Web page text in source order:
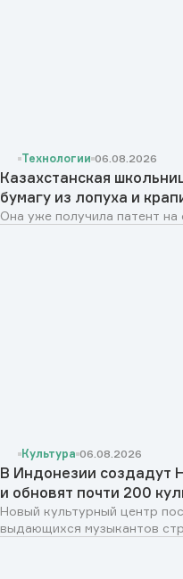
Технологии 06.08.2026
Казахстанская
бумагу из лопуха и
Она уже получила патент на
Культура 06.08.2026
В Индонезии создадут
и обновят почти 200
Новый культурный центр
выдающихся музыкантов